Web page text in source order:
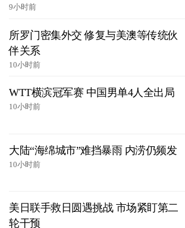
9小时前
所罗门密集外交 修复与美澳等传统伙
伴关系
10小时前
WTT横滨冠军赛 中国男单4人全出局
10小时前
大陆“海绵城市”难挡暴雨 内涝仍频发
10小时前
美日联手救日圆遇挑战 市场紧盯第二
轮干预